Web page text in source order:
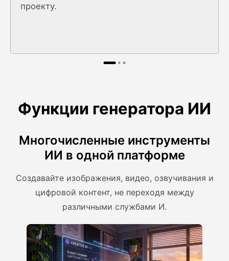
проекту.
Функции генератора ИИ
Многочисленные инструменты
ИИ в одной платформе
Создавайте изображения, видео, озвучивания и
цифровой контент, не переходя между
различными службами И.